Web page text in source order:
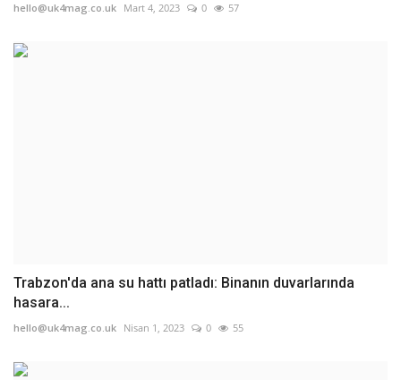
hello@uk4mag.co.uk Mart 4, 2023 0 57
Trabzon'da ana su hattı patladı: Binanın duvarlarında
hasara...
hello@uk4mag.co.uk Nisan 1, 2023 0 55